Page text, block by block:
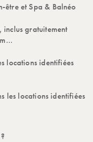
être et Spa & Balnéo
gratuitement
locations identifiées
les locations identifiées